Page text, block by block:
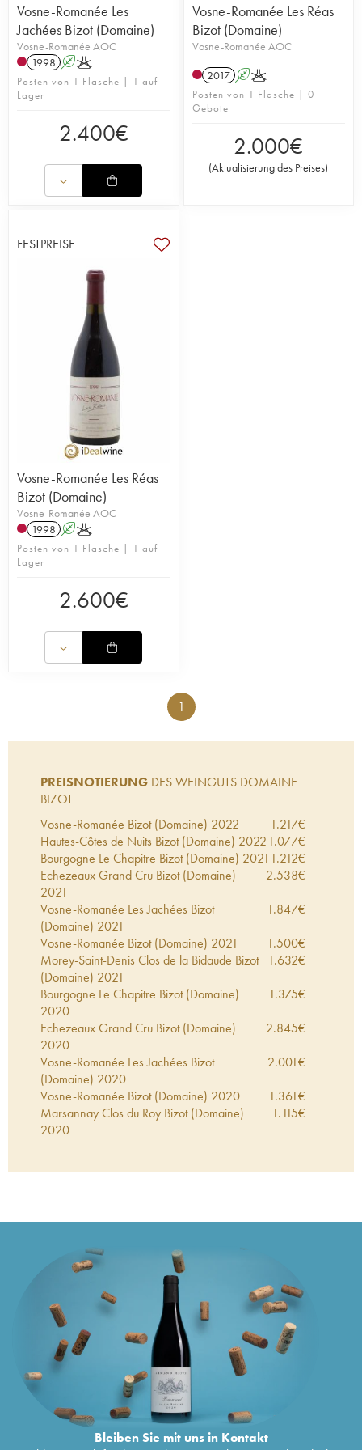
Vosne-Romanée Les
Jachées Bizot (Domaine)
Vosne-Romanée AOC
1998 AK
Posten von 1 Flasche | 1 auf
Lager
2.400€
Vosne-Romanée Les Réas
Bizot (Domaine)
Vosne-Romanée AOC
2017 AK
Posten von 1 Flasche | 0
Gebote
2.000€
(Aktualisierung des Preises)
FESTPREISE
Vosne-Romanée Les Réas
Bizot (Domaine)
Vosne-Romanée AOC
1998 AK
Posten von 1 Flasche | 1 auf
Lager
2.600€
1
PREISNOTIERUNG DES WEINGUTS DOMAINE
BIZOT
Vosne-Romanée Bizot (Domaine) 2022 1.217€
Hautes-Côtes de Nuits Bizot (Domaine) 20221.077€
Bourgogne Le Chapitre Bizot (Domaine) 2021 1.212€
Echezeaux Grand Cru Bizot (Domaine)
2021
2.538€
Vosne-Romanée Les Jachées Bizot
(Domaine) 2021
1.847€
Vosne-Romanée Bizot (Domaine) 2021 1.500€
Morey-Saint-Denis Clos de la Bidaude Bizot
(Domaine) 2021
1.632€
Bourgogne Le Chapitre Bizot (Domaine)
2020
1.375€
Echezeaux Grand Cru Bizot (Domaine)
2020
2.845€
Vosne-Romanée Les Jachées Bizot
(Domaine) 2020
2.001€
Vosne-Romanée Bizot (Domaine) 2020 1.361€
Marsannay Clos du Roy Bizot (Domaine)
2020
1.115€
Echezeaux Grand Cru Bizot (Domaine)
Hautes-Côtes de Nuits Bizot (Domaine)
2019 939
Bourgogne Le Chapitre Bizot (Domaine)
20181.227€
Vosne-Romanée Les Jachées Bizot
(Domaine)
1.824
Vosne-Romanée Bizot (Domaine)
2018 1.384
Vosne-Romanée Les Réas Bizot (Domaine)
2018
Echezeaux Grand Cru Bizot (Domaine)
Marsannay Clos du Roy Bizot (Domaine)
1.552
Bleiben Sie mit uns in Kontakt